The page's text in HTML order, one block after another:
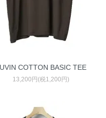
COTTON BASIC TEE
13,200円(税1,200円)